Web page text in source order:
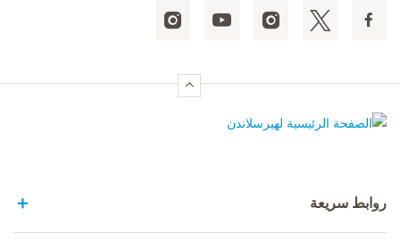
روابط سريعة